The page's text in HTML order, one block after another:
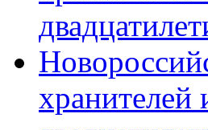
хранителей